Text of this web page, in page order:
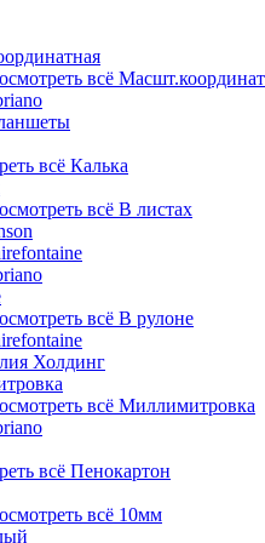
всё
всё Калька
всё В листах
всё В рулоне
Холдинг
всё Миллимитровка
всё Пенокартон
всё 10мм